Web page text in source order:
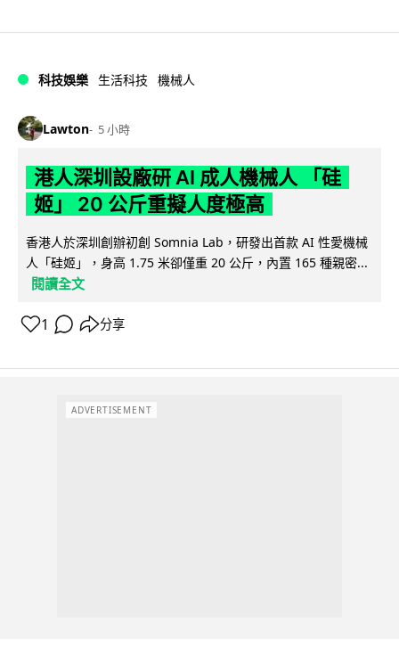
科技娛樂 生活科技 機械人
Lawton 5 小時
港人深圳設廠研 AI 成人機械人 「硅
姬」 20 公斤重擬人度極高
香港人於深圳創辦初創 Somnia Lab，研發出首款 AI 性愛機械
人「硅姬」，身高 1.75 米卻僅重 20 公斤，內置 165 種親密...
閱讀全文
1 分享
ADVERTISEMENT